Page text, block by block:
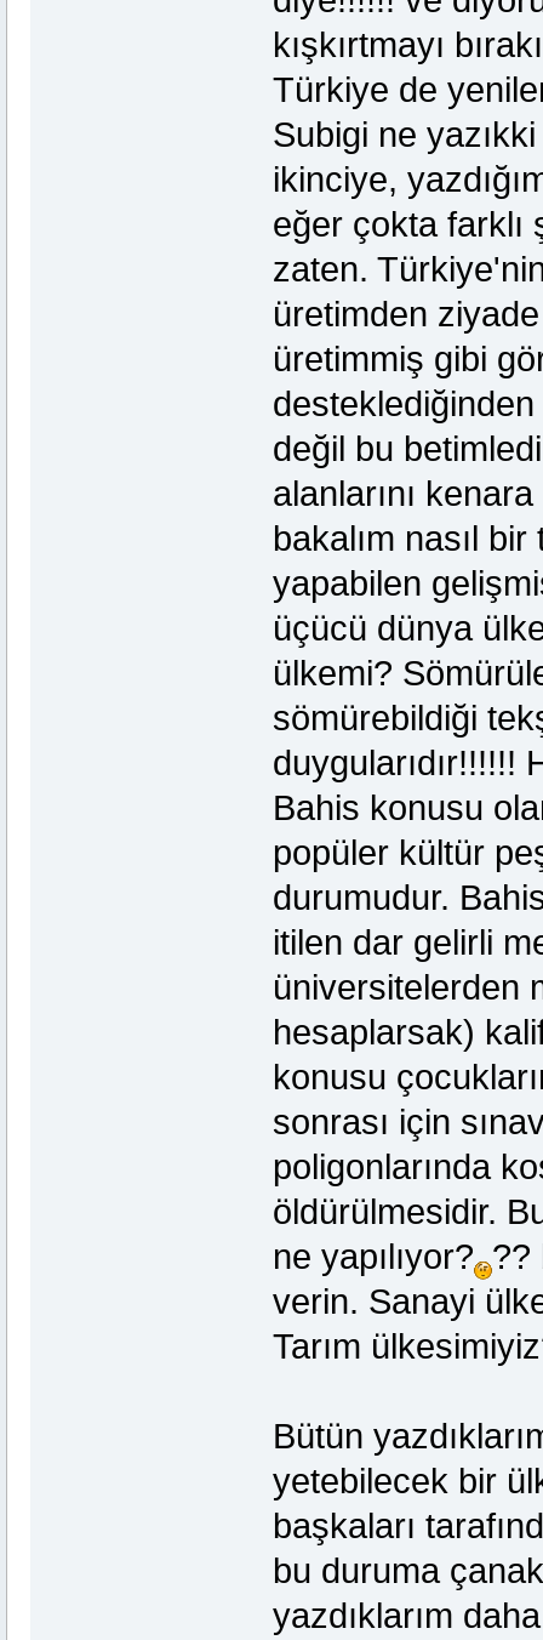
kışkırtmayı
Türkiye de
Subigi ne
ikinciye,
eğer çokta farklı
zaten. Türkiye'nin
üretimden
üretimmiş gibi
desteklediğinden
değil bu
alanlarını
bakalım nasıl
yapabilen
üçücü dünya
ülkemi?
sömürebildiği
duygularıdır!!!!!!
Bahis konusu
popüler kültür
durumudur.
itilen dar gelirli
üniversitelerden
hesaplarsak)
konusu
sonrası için
poligonlarında
öldürülmesidir.
ne yapılıyor? ??
verin. Sanayi
Tarım
Bütün
yetebilecek bir
başkaları
bu duruma
yazdıklarım